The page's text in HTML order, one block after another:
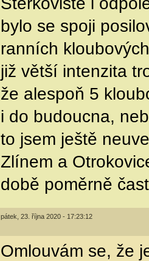
bylo se spoji
ranních
již větší intenzita
že alespoň 5
i do budoucna,
to jsem ještě
Zlínem a
době poměrně
pátek, 23. října 2020 - 17:23:12
Omlouvám se, že